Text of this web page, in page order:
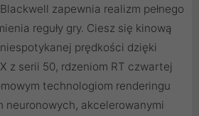
zapewnia realizm pełnego
reguły gry. Ciesz się kinową
prędkości dzięki
z serii 50, rdzeniom RT czwartej
technologiom renderingu
neuronowych, akcelerowanymi